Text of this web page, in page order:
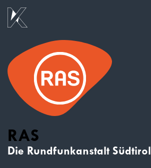
RAS
Die Rundfunkanstalt Südtirol